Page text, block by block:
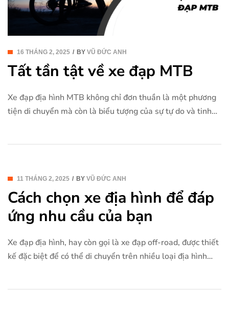
16 THÁNG 2, 2025 BY VŨ ĐỨC ANH
Tất tần tật về xe đạp MTB
Xe đạp địa hình MTB không chỉ đơn thuần là một phương
tiện di chuyển mà còn là biểu tượng của sự tự do và tinh
11 THÁNG 2, 2025 BY VŨ ĐỨC ANH
Cách chọn xe địa hình để đáp
ứng nhu cầu của bạn
Xe đạp địa hình, hay còn gọi là xe đạp off-road, được thiết
kế đặc biệt để có thể di chuyển trên nhiều loại địa hình